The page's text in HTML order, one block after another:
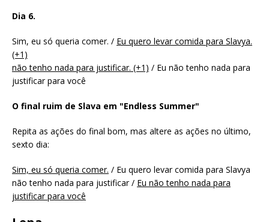
Dia 6.
Sim, eu só queria comer. / Eu quero levar comida para Slavya.
(+1)
não tenho nada para justificar. (+1) / Eu não tenho nada para
justificar para você
O final ruim de Slava em "Endless Summer"
Repita as ações do final bom, mas altere as ações no último,
sexto dia:
Sim, eu só queria comer. / Eu quero levar comida para Slavya
não tenho nada para justificar / Eu não tenho nada para
justificar para você